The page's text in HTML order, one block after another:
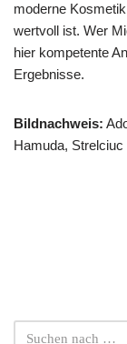
moderne
wertvoll ist. Wer
hier kompetente
Ergebnisse.
Bildnachweis:
Hamuda, Strelciuc